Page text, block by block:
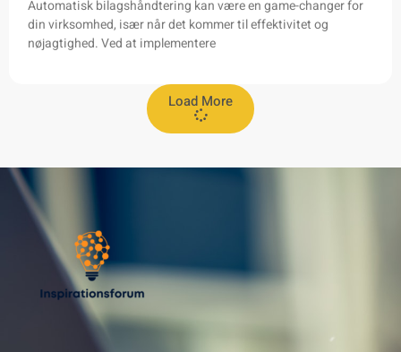
Automatisk bilagshåndtering kan være en game-changer for
din virksomhed, især når det kommer til effektivitet og
nøjagtighed. Ved at implementere
Load More